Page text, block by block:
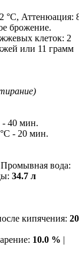
°С, Аттенюация:
брожение.
клеток: 2
или 11 грамм
- 40 мин.
- 20 мин.
вода:
34.7 л
кипячения: 20
10.0 % |